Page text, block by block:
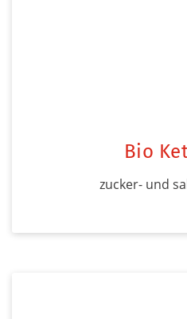
Bio
zucker- und